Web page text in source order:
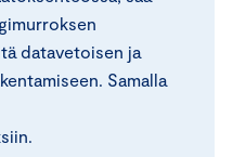
datavetoisen ja
Samalla